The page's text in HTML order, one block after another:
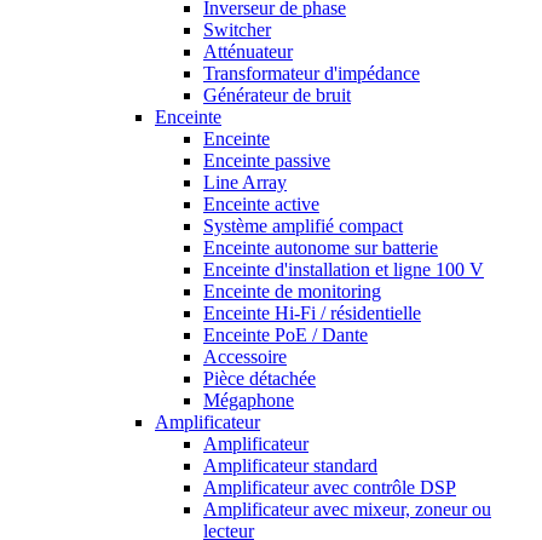
Inverseur de phase
Switcher
Atténuateur
Transformateur d'impédance
Générateur de bruit
Enceinte
Enceinte
Enceinte passive
Line Array
Enceinte active
Système amplifié compact
Enceinte autonome sur batterie
Enceinte d'installation et ligne 100 V
Enceinte de monitoring
Enceinte Hi-Fi / résidentielle
Enceinte PoE / Dante
Accessoire
Pièce détachée
Mégaphone
Amplificateur
Amplificateur
Amplificateur standard
Amplificateur avec contrôle DSP
Amplificateur avec mixeur, zoneur ou
lecteur